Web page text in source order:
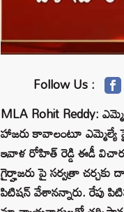
Follow Us :
MLA Rohit Reddy:
హాజరు కావాలంటూ
ఇవాళ రోహిత్‌ రెడ్డి ఈడీ
గైర్హాజరు పై సర్వత్రా
పిటిషన్ వేశానన్నారు. రేపు